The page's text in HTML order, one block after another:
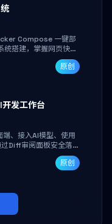
Compose 一键部
搭建，掌握网页快照
适合开发者与知识工作
索。
原创
发工作台
、接入AI模型、使用
Diff审阅面板安全落地
箱环境中工作，你只
原创